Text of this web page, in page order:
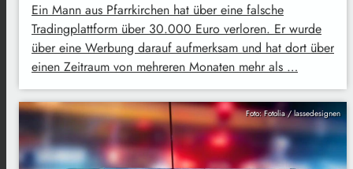
Ein Mann aus Pfarrkirchen hat über eine falsche
Tradingplattform über 30.000 Euro verloren. Er wurde
über eine Werbung darauf aufmerksam und hat dort über
einen Zeitraum von mehreren Monaten mehr als …
Foto: Fotolia / lassedesignen